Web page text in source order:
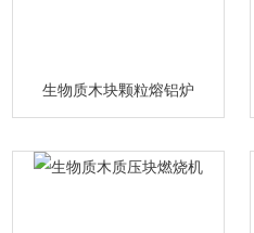
生物质木块颗粒熔铝炉